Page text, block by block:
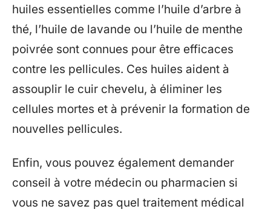
huiles essentielles comme l’huile d’arbre à
thé, l’huile de lavande ou l’huile de menthe
poivrée sont connues pour être efficaces
contre les pellicules. Ces huiles aident à
assouplir le cuir chevelu, à éliminer les
cellules mortes et à prévenir la formation de
nouvelles pellicules.
Enfin, vous pouvez également demander
conseil à votre médecin ou pharmacien si
vous ne savez pas quel traitement médical